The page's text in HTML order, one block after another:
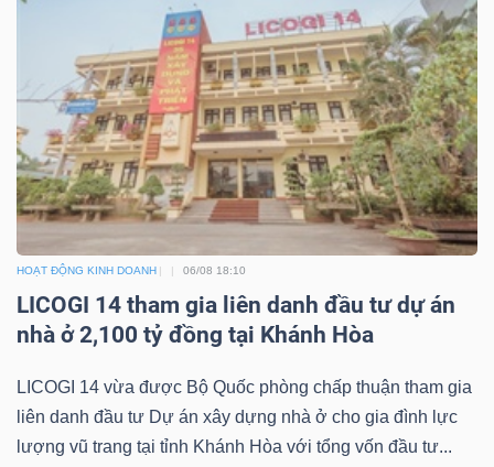
HOẠT ĐỘNG KINH DOANH 06/08 18:10
LICOGI 14 tham gia liên danh đầu tư dự án
nhà ở 2,100 tỷ đồng tại Khánh Hòa
LICOGI 14 vừa được Bộ Quốc phòng chấp thuận tham gia
liên danh đầu tư Dự án xây dựng nhà ở cho gia đình lực
lượng vũ trang tại tỉnh Khánh Hòa với tổng vốn đầu tư...